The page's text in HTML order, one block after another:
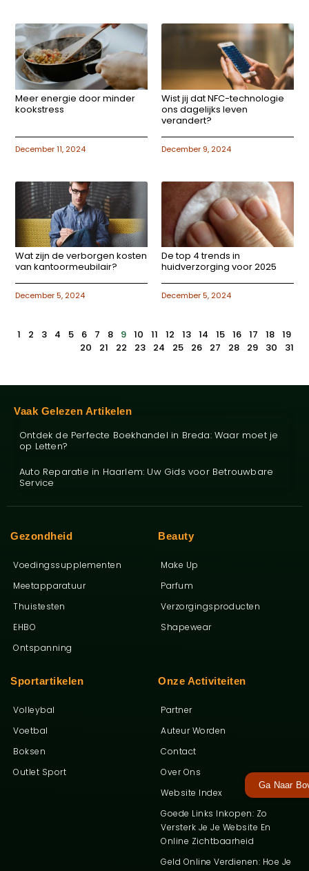
Ga Naar
Meer energie door minder
kookstress
December 11, 2024
Wist jij dat NFC-technologie
ons dagelijks leven
verandert?
December 9, 2024
Wat zijn de verborgen kosten
van kantoormeubilair?
December 5, 2024
De top 4 trends in
huidverzorging voor 2025
December 5, 2024
1 2 3 4 5 6 7 8 9 10 11 12 13 14 15 16 17 18 19
20
21 22 23 24 25 26 27 28 29 30 31
Onze Activiteiten
Partner
Auteur Worden
Contact
Over Ons
Website Index
Goede Links Inkopen: Zo
Versterk Je Je Website En
Online Zichtbaarheid
Geld Online Verdienen: Hoe Je
Sportartikelen
Volleybal
Voetbal
Boksen
Outlet Sport
Beauty
Make Up
Parfum
Verzorgingsproducten
Shapewear
Gezondheid
Voedingssupplementen
Meetapparatuur
Thuistesten
EHBO
Ontspanning
Vaak Gelezen Artikelen
Ontdek de Perfecte Boekhandel in Breda: Waar moet je
op Letten?
Auto Reparatie in Haarlem: Uw Gids voor Betrouwbare
Service